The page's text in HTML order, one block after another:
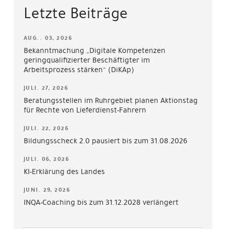
Letzte Beiträge
AUG.. 03, 2026
Bekanntmachung „Digitale Kompetenzen
geringqualifizierter Beschäftigter im
Arbeitsprozess stärken“ (DiKAp)
JULI. 27, 2026
Beratungsstellen im Ruhrgebiet planen Aktionstag
für Rechte von Lieferdienst-Fahrern
JULI. 22, 2026
Bildungsscheck 2.0 pausiert bis zum 31.08.2026
JULI. 06, 2026
KI-Erklärung des Landes
JUNI. 29, 2026
INQA-Coaching bis zum 31.12.2028 verlängert